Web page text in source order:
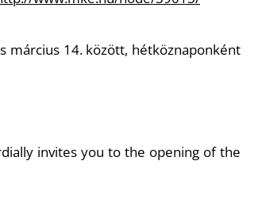
március 14. között, hétköznaponként
invites you to the opening of the